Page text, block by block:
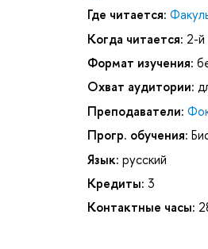
Где читается:
Когда читается: 2-й
Формат изучения:
Охват аудитории:
Преподаватели:
Прогр. обучения:
Язык: русский
Кредиты: 3
Контактные часы: